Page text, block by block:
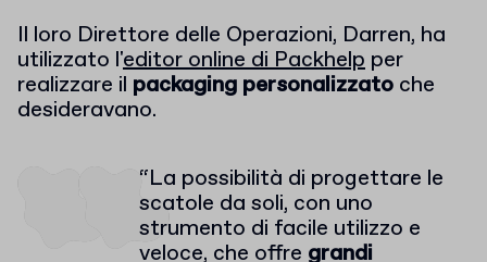
Il loro Direttore delle Operazioni, Darren, ha
utilizzato l'editor online di Packhelp per
realizzare il packaging personalizzato che
desideravano.
“La possibilità di progettare le
scatole da soli, con uno
strumento di facile utilizzo e
veloce, che offre grandi